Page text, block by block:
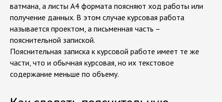
ватмана, а листы А4 формата поясняют ход работы или
получение данных. В этом случае курсовая работа
называется проектом, а письменная часть –
пояснительной запиской.
Пояснительная записка к курсовой работе имеет те же
части, что и обычная курсовая, но их текстовое
содержание меньше по объему.